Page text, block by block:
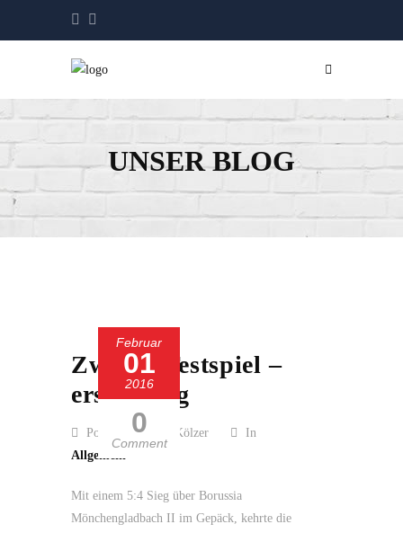
UNSER BLOG
Februar
01
2016
0
Comment
Zweites Testspiel –
erster Sieg
Posted by Guido Kölzer
In
Allgemein
Mit einem 5:4 Sieg über Borussia
Mönchengladbach II im Gepäck, kehrte die